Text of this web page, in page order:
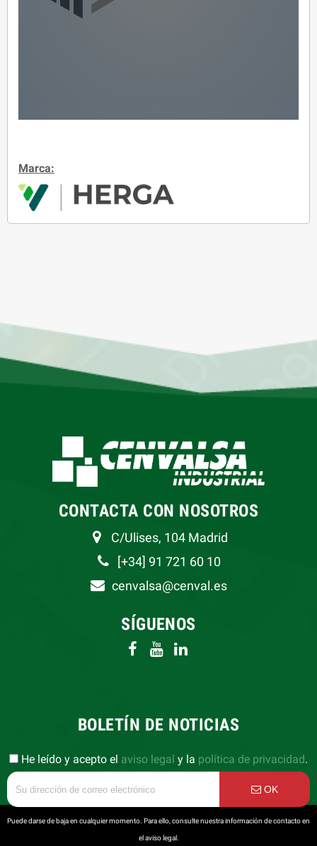
Marca:
CONTACTA CON NOSOTROS
C/Ulises, 104 Madrid
[+34] 91 721 60 10
cenvalsa@cenval.es
SÍGUENOS
BOLETÍN DE NOTICIAS
He leído y acepto el aviso legal y la política de privacidad.
OK
Puede darse de baja en cualquier momento. Para ello, consulte nuestra información de contacto en
el aviso legal.